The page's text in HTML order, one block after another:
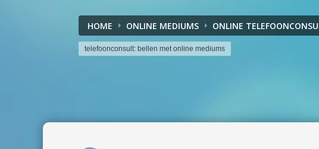
HOME ONLINE MEDIUMS ONLINE
telefoonconsult: bellen met online mediums